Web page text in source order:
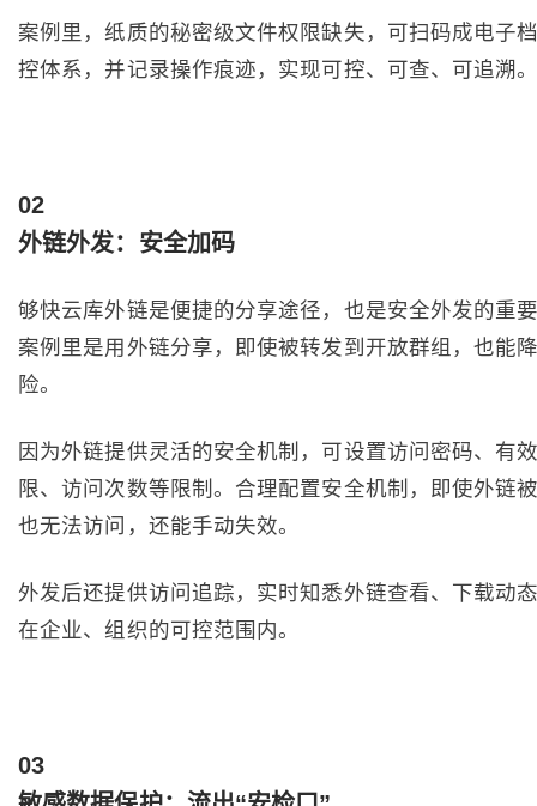
案例里，纸质的秘密级文件权限缺失，可扫码成电子
控体系，并记录操作痕迹，实现可控、可查、可追溯
02
外链外发：安全加码
够快云库外链是便捷的分享途径，也是安全外发的重
案例里是用外链分享，即使被转发到开放群组，也能
险。
因为外链提供灵活的安全机制，可设置访问密码、有
限、访问次数等限制。合理配置安全机制，即使外链
也无法访问，还能手动失效。
外发后还提供访问追踪，实时知悉外链查看、下载动
在企业、组织的可控范围内。
03